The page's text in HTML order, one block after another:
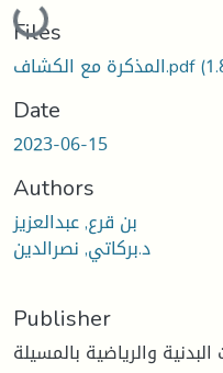
Loading...
Files
المذكرة مع الكشاف.pdf
Date
2023-06-15
Authors
بن قرع, عبدالعزيز
د.بركاتي, نصرالدين
Publisher
والرياضية بالمسيلة